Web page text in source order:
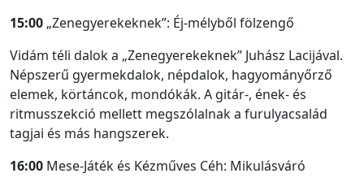
15:00 „Zenegyerekeknek”: Éj-mélyből fölzengő
Vidám téli dalok a „Zenegyerekeknek” Juhász Lacijával.
Népszerű gyermekdalok, népdalok, hagyományőrző
elemek, körtáncok, mondókák. A gitár-, ének- és
ritmusszekció mellett megszólalnak a furulyacsalád
tagjai és más hangszerek.
16:00 Mese-Játék és Kézműves Céh: Mikulásváró